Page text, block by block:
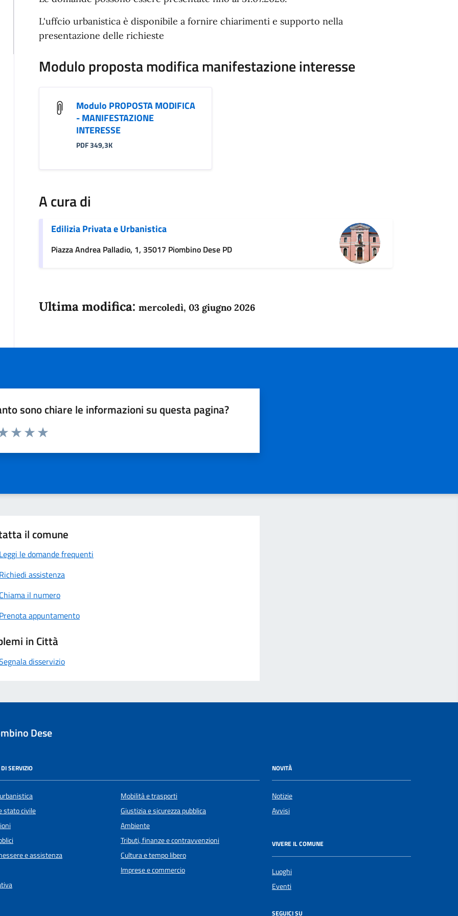
L'uffcio urbanistica è disponibile a fornire chiarimenti e supporto nella
presentazione delle richieste
Modulo proposta modifica manifestazione interesse
Modulo PROPOSTA MODIFICA
- MANIFESTAZIONE
INTERESSE
PDF 349,3K
A cura di
Edilizia Privata e Urbanistica
Piazza Andrea Palladio, 1, 35017 Piombino Dese PD
Ultima modifica: mercoledì, 03 giugno 2026
sono chiare le informazioni su questa pagina?
da 1 a 5 stelle la pagina
il comune
Leggi le domande frequenti
Richiedi assistenza
Chiama il numero
Prenota appuntamento
in Città
disservizio
Dese
SERVIZIO
stato civile
e assistenza
Mobilità e trasporti
Giustizia e sicurezza pubblica
Ambiente
Tributi, finanze e contravvenzioni
Cultura e tempo libero
Imprese e commercio
NOVITÀ
Notizie
Avvisi
VIVERE IL COMUNE
Luoghi
Eventi
SEGUICI SU